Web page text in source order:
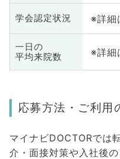
学会認定状況 ※詳細
一日の
平均来院数
※詳細
応募方法・ご利用
マイナビDOCTORでは
介・面接対策や入社後